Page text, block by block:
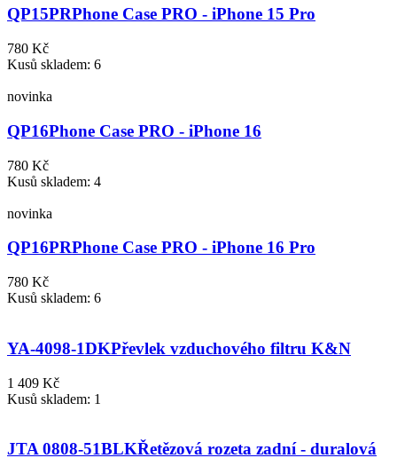
QP15PRPhone Case PRO - iPhone 15 Pro
780 Kč
Kusů skladem: 6
novinka
QP16Phone Case PRO - iPhone 16
780 Kč
Kusů skladem: 4
novinka
QP16PRPhone Case PRO - iPhone 16 Pro
780 Kč
Kusů skladem: 6
YA-4098-1DKPřevlek vzduchového filtru K&N
1 409 Kč
Kusů skladem: 1
JTA 0808-51BLKŘetězová rozeta zadní - duralová